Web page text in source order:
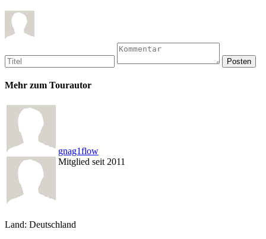
Mehr zum Tourautor
gnag1flow
Mitglied seit 2011
Land: Deutschland